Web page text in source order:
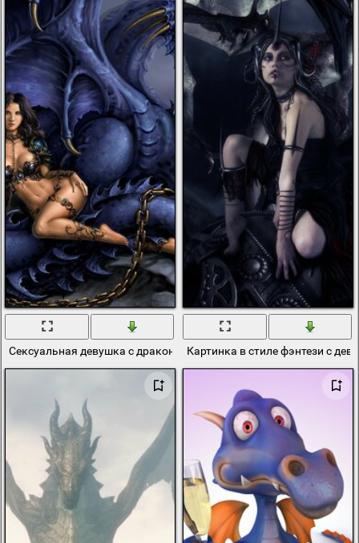
Сексуальная девушка с дракономКартинка в стиле фэнтези с